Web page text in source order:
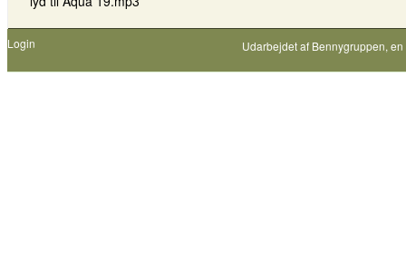
Login Udarbejdet af Bennygruppen,